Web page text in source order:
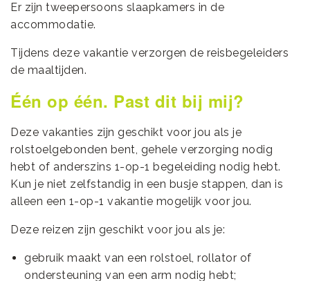
Er zijn tweepersoons slaapkamers in de
accommodatie.
Tijdens deze vakantie verzorgen de reisbegeleiders
de maaltijden.
Één op één. Past dit bij mij?
Deze vakanties zijn geschikt voor jou als je
rolstoelgebonden bent, gehele verzorging nodig
hebt of anderszins 1-op-1 begeleiding nodig hebt.
Kun je niet zelfstandig in een busje stappen, dan is
alleen een 1-op-1 vakantie mogelijk voor jou.
Deze reizen zijn geschikt voor jou als je:
gebruik maakt van een rolstoel, rollator of
ondersteuning van een arm nodig hebt;